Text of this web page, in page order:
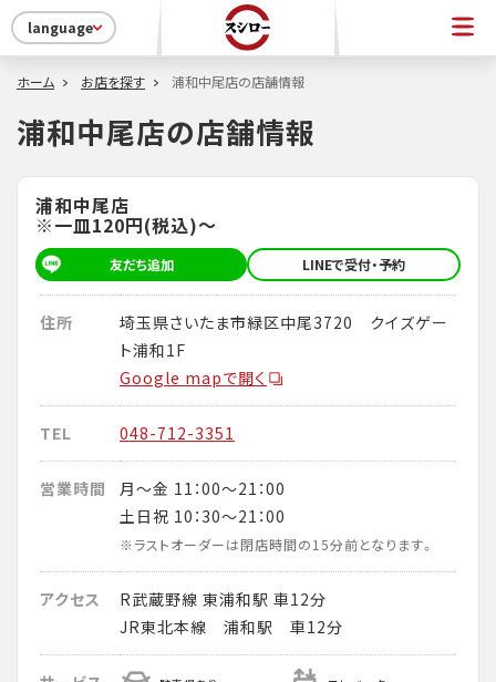
language
ホーム お店を探す 浦和中尾店の店舗情報
浦和中尾店の店舗情報
浦和中尾店
※一皿120円(税込)～
友だち追加 LINEで受付・予約
住所
埼玉県さいたま市緑区中尾3720 クイズゲー
ト浦和1F
Google mapで開く
TEL 048-712-3351
営業時間
月～金 11：00～21：00
土日祝 10：30～21：00
※ラストオーダーは閉店時間の15分前となります。
アクセス
R武蔵野線 東浦和駅 車12分
JR東北本線 浦和駅 車12分